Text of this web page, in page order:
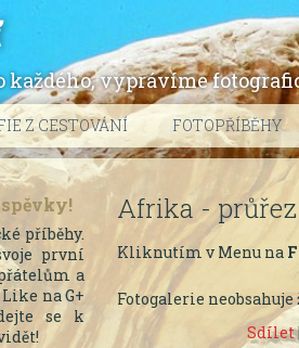
každého, vyprávíme
Z CESTOVÁNÍ FOTOPŘÍBĚHY
příběhy.
první
a
na G+
se k
Afrika -
Kliknutím v Menu na
Fotogalerie neobsahuje
Sdílet